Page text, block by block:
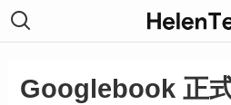
Googlebook 正